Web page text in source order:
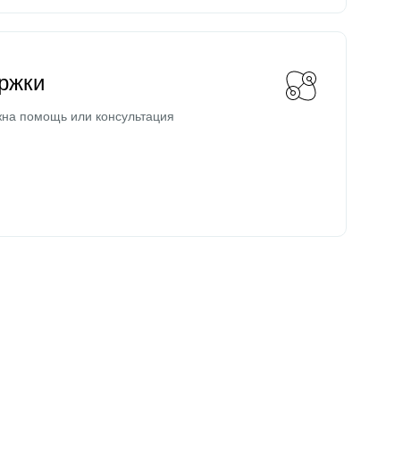
помощь или консультация